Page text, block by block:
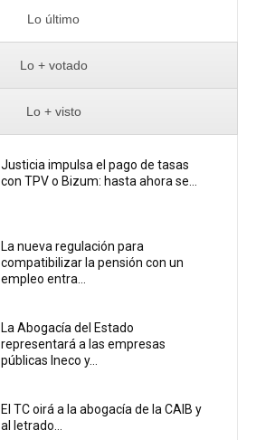
Lo último
Lo + votado
Lo + visto
Justicia impulsa el pago de tasas
con TPV o Bizum: hasta ahora se...
La nueva regulación para
compatibilizar la pensión con un
empleo entra...
La Abogacía del Estado
representará a las empresas
públicas Ineco y...
El TC oirá a la abogacía de la CAIB y
al letrado...